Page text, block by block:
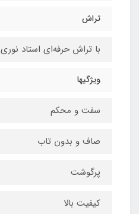
تراش
با تراش حرفه‌ای استاد نوری
ویژگیها
سفت و محکم
صاف و بدون تاب
پرگوشت
کیفیت بالا